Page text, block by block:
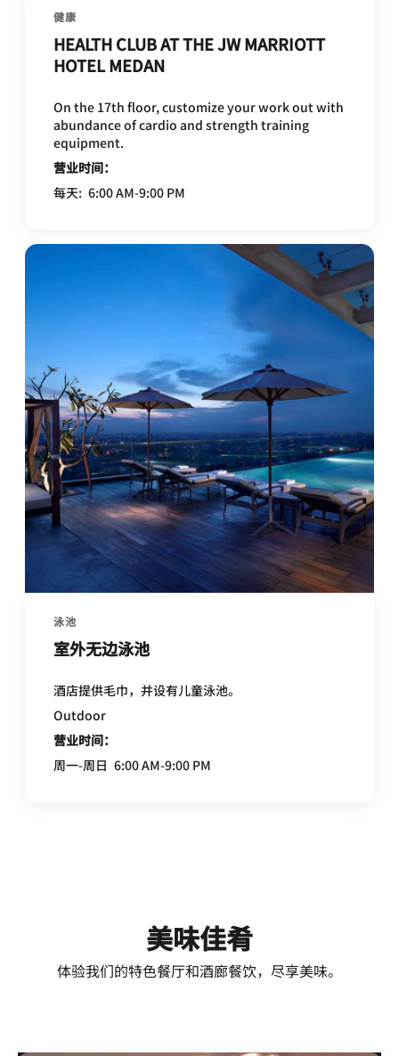
健康
HEALTH CLUB AT THE JW MARRIOTT
HOTEL MEDAN
On the 17th floor, customize your work out with
abundance of cardio and strength training
equipment.
营业时间：
每天: 6:00 AM-9:00 PM
泳池
室外无边泳池
酒店提供毛巾，并设有儿童泳池。
Outdoor
营业时间：
周一-周日 6:00 AM-9:00 PM
美味佳肴
体验我们的特色餐厅和酒廊餐饮，尽享美味。